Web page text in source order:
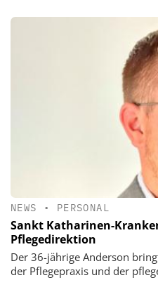
NEWS • PERSONAL
Sankt Katharinen-
Pflegedirektion
Der 36-jährige Anderson
der Pflegepraxis und der